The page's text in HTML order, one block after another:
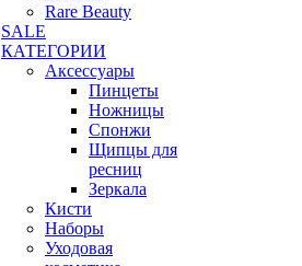
Rare Beauty
SALE
КАТЕГОРИИ
Аксессуары
Пинцеты
Ножницы
Спонжи
Щипцы для
ресниц
Зеркала
Кисти
Наборы
Уходовая